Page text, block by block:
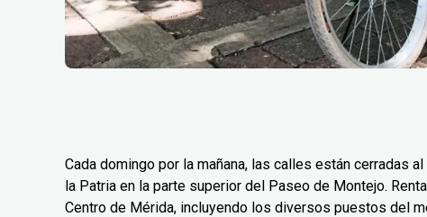
Cada domingo por la mañana, las calles están cerradas
la Patria en la parte superior del Paseo de Montejo.
Centro de Mérida, incluyendo los diversos puestos del